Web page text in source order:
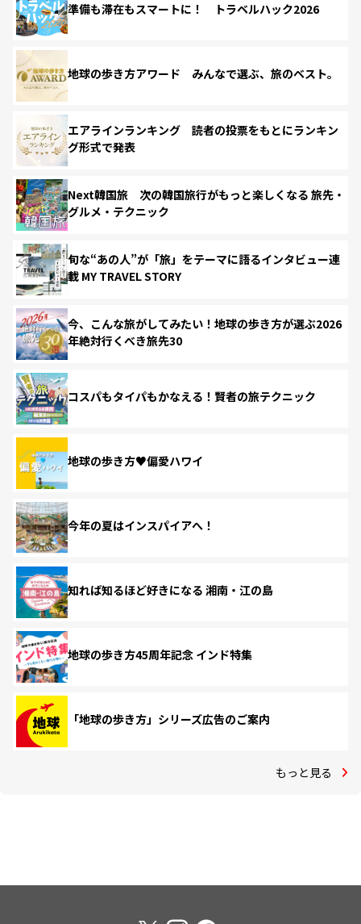
準備も滞在もスマートに！ トラベルハック2026
地球の歩き方アワード みんなで選ぶ、旅のベスト。
エアラインランキング 読者の投票をもとにランキン
グ形式で発表
Next韓国旅 次の韓国旅行がもっと楽しくなる 旅先・
グルメ・テクニック
旬な“あの人”が「旅」をテーマに語るインタビュー連
載 MY TRAVEL STORY
今、こんな旅がしてみたい！地球の歩き方が選ぶ2026
年絶対行くべき旅先30
コスパもタイパもかなえる！賢者の旅テクニック
地球の歩き方♥偏愛ハワイ
今年の夏はインスパイアへ！
知れば知るほど好きになる 湘南・江の島
地球の歩き方45周年記念 インド特集
「地球の歩き方」シリーズ広告のご案内
もっと見る